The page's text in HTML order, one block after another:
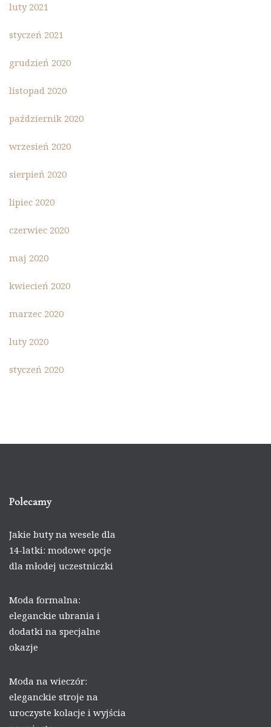
luty 2021
styczeń 2021
grudzień 2020
listopad 2020
październik 2020
wrzesień 2020
sierpień 2020
lipiec 2020
czerwiec 2020
maj 2020
kwiecień 2020
marzec 2020
luty 2020
styczeń 2020
Polecamy
Jakie buty na wesele dla
14-latki: modowe opcje
dla młodej uczestniczki
Moda formalna:
eleganckie ubrania i
dodatki na specjalne
okazje
Moda na wieczór:
eleganckie stroje na
uroczyste kolacje i wyjścia